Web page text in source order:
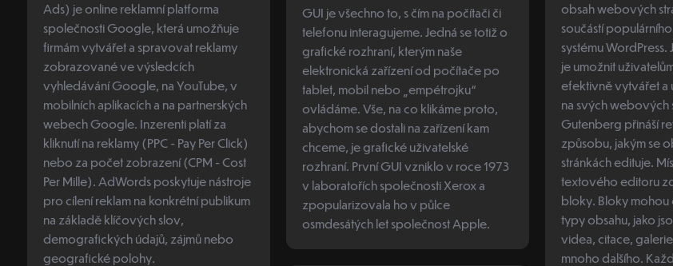
Ads) je online reklamní platforma
společnosti Google, která umožňuje
firmám vytvářet a spravovat reklamy
zobrazované ve výsledcích
vyhledávání Google, na YouTube, v
mobilních aplikacích a na partnerských
webech Google. Inzerenti platí za
kliknutí na reklamy (PPC - Pay Per Click)
nebo za počet zobrazení (CPM - Cost
Per Mille). AdWords poskytuje nástroje
pro cílení reklam na konkrétní publikum
na základě klíčových slov,
demografických údajů, zájmů nebo
geografické polohy.
GUI je všechno to, s čím na počítači či
telefonu interagujeme. Jedná se totiž o
grafické rozhraní, kterým naše
elektronická zařízení od počítače po
tablet, mobil nebo „empétrojku“
ovládáme. Vše, na co klikáme proto,
abychom se dostali na zařízení kam
chceme, je grafické uživatelské
rozhraní. První GUI vzniklo v roce 1973
v laboratořích společnosti Xerox a
zpopularizovala ho v půlce
osmdesátých let společnost Apple.
obsah webových
součástí
systému WordPress.
je umožnit
efektivně vytvářet a
na svých webových
Gutenberg přináší
způsobu, jakým se
stránkách edituje.
textového editoru
bloky. Bloky mohou
typy obsahu, jako
videa, citace,
mnoho dalšího.